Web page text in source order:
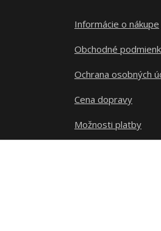
Informácie o nákupe
Obchodné
Ochrana osobných
Cena dopravy
Možnosti platby